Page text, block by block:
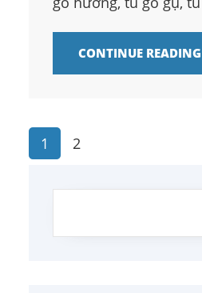
CONTINUE READING
1 2
a